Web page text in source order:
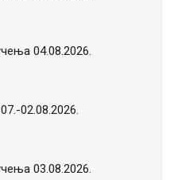
04.08.2026.
02.08.2026.
03.08.2026.